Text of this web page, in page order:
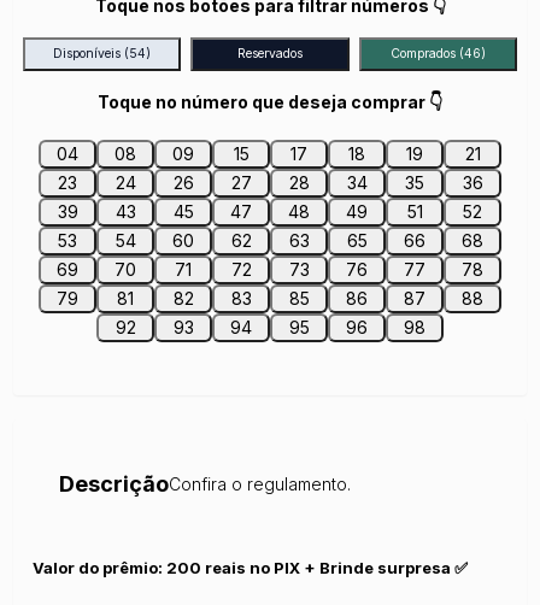
Toque nos botões para filtrar números 👇
Disponíveis (54) Reservados Comprados (46)
Toque no número que deseja comprar 👇
04 08 09 15 17 18 19
21
23
24 26 27 28 34 35
36
39
43 45 47 48 49 51
52
53
54 60 62 63 65 66
68
69
70 71 72 73 76 77
78
79
81 82 83 85 86 87
88
92
93 94 95 96 98
DescriçãoConfira o regulamento.
Valor do prêmio: 200 reais no PIX + Brinde surpresa ✅️